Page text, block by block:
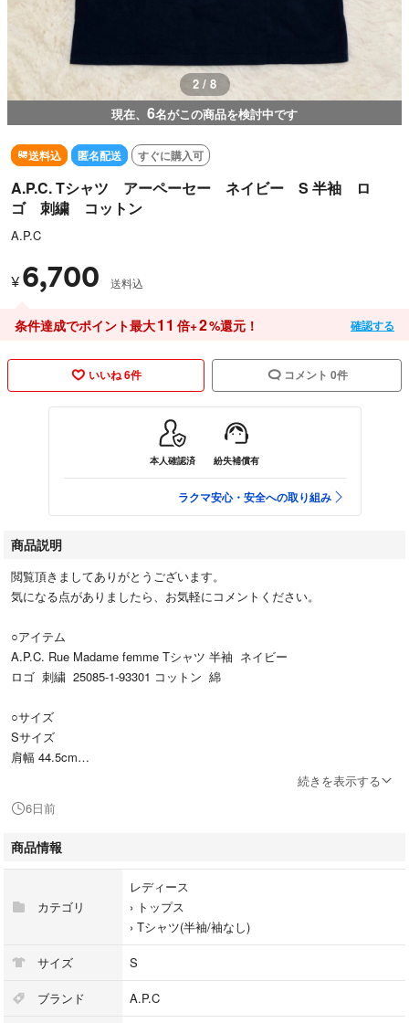
2 / 8
現在、 6名がこの商品を検討中です
送料込 匿名配送 すぐに購入可
A.P.C. Tシャツ アーペーセー ネイビー S 半袖 ロ
ゴ 刺繍 コットン
A.P.C
¥ 6,700 送料込
条件達成でポイント最大11 倍+2%還元！ 確認する
いいね 6件 コメント 0件
本人確認済 紛失補償有
ラクマ安心・安全への取り組み
商品説明
閲覧頂きましてありがとうございます。
気になる点がありましたら、お気軽にコメントください。
○アイテム
A.P.C. Rue Madame femme Tシャツ 半袖 ネイビー
ロゴ 刺繍 25085-1-93301 コットン 綿
○サイズ
Sサイズ
肩幅 44.5cm
着丈 54cm
平置き実寸。
○状態
目立った汚れやほつれはありません。
写真をご参照の上ご購入をお願い致します。
続きを表示する
6日前
商品情報
カテゴリ
レディース
› トップス
› Tシャツ(半袖/袖なし)
サイズ S
ブランド A.P.C